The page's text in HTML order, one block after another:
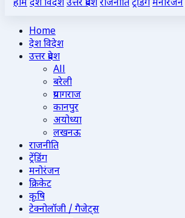
होमदेश विदेशउत्तर प्रदेशराजनीतिट्रेंडिंगमनोरंजन
Home
देश विदेश
उत्तर प्रदेश
All
बरेली
प्रयागराज
कानपुर
अयोध्या
लखनऊ
राजनीति
ट्रेंडिंग
मनोरंजन
क्रिकेट
कृषि
टेक्नोलॉजी / गैजेट्स